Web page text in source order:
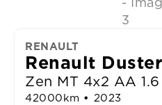
RENAULT
Renault
Zen MT 4x2 AA 1.6
42000km • 2023